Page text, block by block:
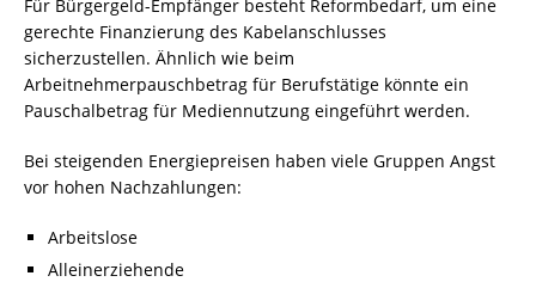
Für Bürgergeld-Empfänger besteht Reformbedarf, um eine
gerechte Finanzierung des Kabelanschlusses
sicherzustellen. Ähnlich wie beim
Arbeitnehmerpauschbetrag für Berufstätige könnte ein
Pauschalbetrag für Mediennutzung eingeführt werden.
Bei steigenden Energiepreisen haben viele Gruppen Angst
vor hohen Nachzahlungen:
Arbeitslose
Alleinerziehende